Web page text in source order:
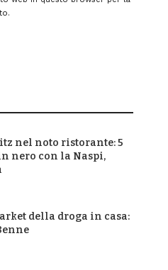
nel noto ristorante: 5
nero con la Naspi,
della droga in casa: